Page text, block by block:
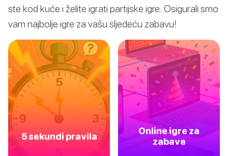
ste kod kuće i želite igrati partijske igre. Osigurali smo
vam najbolje igre za vašu sljedeću zabavu!
5 sekundi pravila
Online igre za
zabave